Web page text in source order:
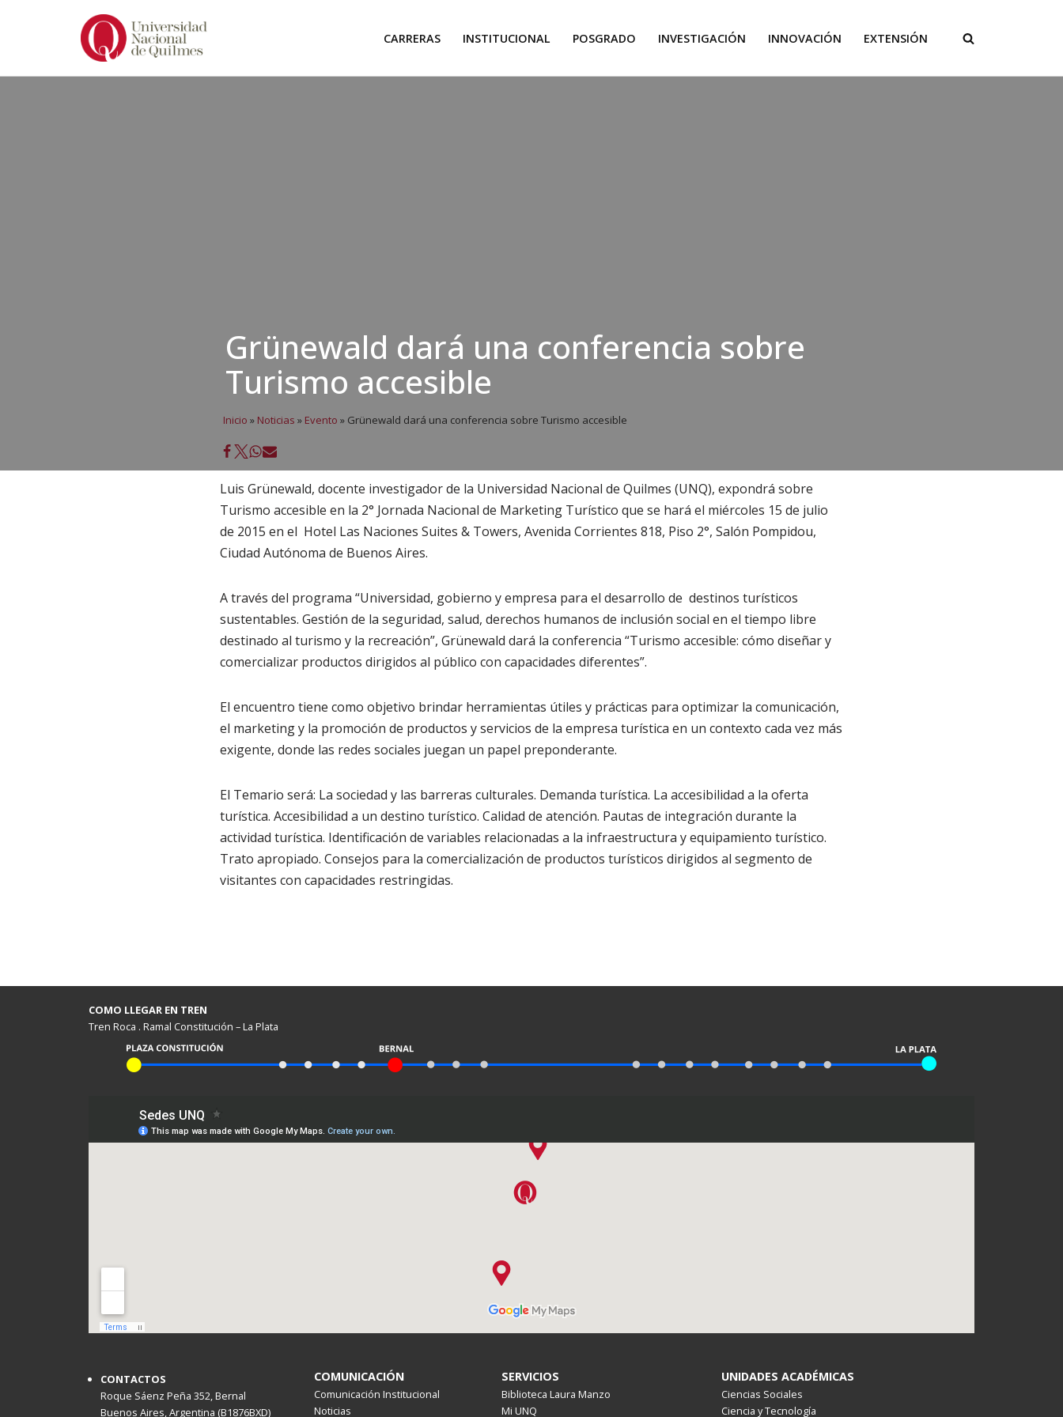
CARRERAS INSTITUCIONAL POSGRADO INVESTIGACIÓN INNOVACIÓN EXTENSIÓN
Grünewald dará una conferencia sobre
Turismo accesible
Inicio » Noticias » Evento » Grünewald dará una conferencia sobre Turismo accesible
Luis Grünewald, docente investigador de la Universidad Nacional de Quilmes (UNQ), expondrá sobre
Turismo accesible en la 2° Jornada Nacional de Marketing Turístico que se hará el miércoles 15 de julio
de 2015 en el Hotel Las Naciones Suites & Towers, Avenida Corrientes 818, Piso 2°, Salón Pompidou,
Ciudad Autónoma de Buenos Aires.
A través del programa “Universidad, gobierno y empresa para el desarrollo de destinos turísticos
sustentables. Gestión de la seguridad, salud, derechos humanos de inclusión social en el tiempo libre
destinado al turismo y la recreación”, Grünewald dará la conferencia “Turismo accesible: cómo diseñar y
comercializar productos dirigidos al público con capacidades diferentes”.
El encuentro tiene como objetivo brindar herramientas útiles y prácticas para optimizar la comunicación,
el marketing y la promoción de productos y servicios de la empresa turística en un contexto cada vez más
exigente, donde las redes sociales juegan un papel preponderante.
El Temario será: La sociedad y las barreras culturales. Demanda turística. La accesibilidad a la oferta
turística. Accesibilidad a un destino turístico. Calidad de atención. Pautas de integración durante la
actividad turística. Identificación de variables relacionadas a la infraestructura y equipamiento turístico.
Trato apropiado. Consejos para la comercialización de productos turísticos dirigidos al segmento de
visitantes con capacidades restringidas.
COMO LLEGAR EN TREN
Tren Roca . Ramal Constitución – La Plata
CONTACTOS
Roque Sáenz Peña 352, Bernal
Buenos Aires, Argentina (B1876BXD)
COMUNICACIÓN
Comunicación Institucional
Noticias
SERVICIOS
Biblioteca Laura Manzo
Mi UNQ
UNIDADES ACADÉMICAS
Ciencias Sociales
Ciencia y Tecnología